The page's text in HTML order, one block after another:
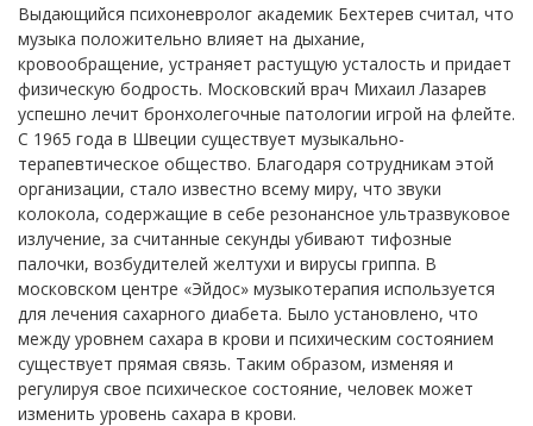
Выдающийся психоневролог академик Бехтерев считал, что
музыка положительно влияет на дыхание,
кровообращение, устраняет растущую усталость и придает
физическую бодрость. Московский врач Михаил Лазарев
успешно лечит бронхолегочные патологии игрой на флейте.
С 1965 года в Швеции существует музыкально-
терапевтическое общество. Благодаря сотрудникам этой
организации, стало известно всему миру, что звуки
колокола, содержащие в себе резонансное ультразвуковое
излучение, за считанные секунды убивают тифозные
палочки, возбудителей желтухи и вирусы гриппа. В
московском центре «Эйдос» музыкотерапия используется
для лечения сахарного диабета. Было установлено, что
между уровнем сахара в крови и психическим состоянием
существует прямая связь. Таким образом, изменяя и
регулируя свое психическое состояние, человек может
изменить уровень сахара в крови.